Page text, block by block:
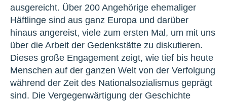
ausgereicht. Über 200 Angehörige ehemaliger
Häftlinge sind aus ganz Europa und darüber
hinaus angereist, viele zum ersten Mal, um mit uns
über die Arbeit der Gedenkstätte zu diskutieren.
Dieses große Engagement zeigt, wie tief bis heute
Menschen auf der ganzen Welt von der Verfolgung
während der Zeit des Nationalsozialismus geprägt
sind. Die Vergegenwärtigung der Geschichte